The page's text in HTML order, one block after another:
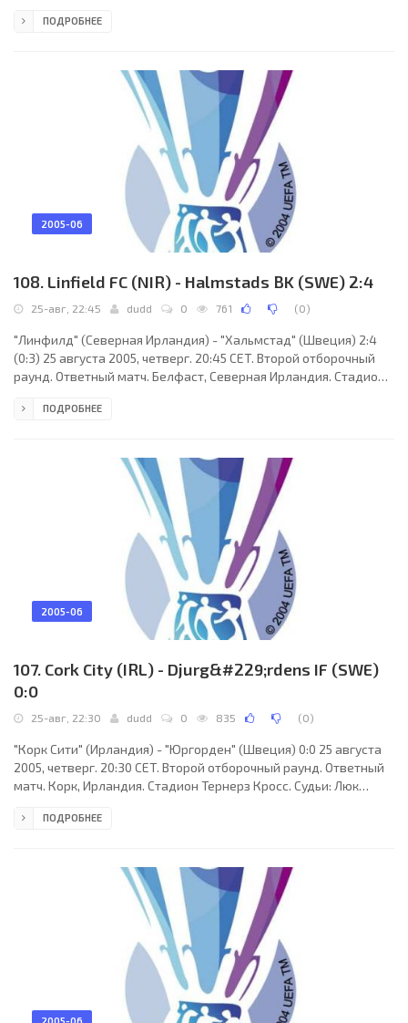
Герберт Венигвизер (Австрия). Резервный: Вольфганг Фальб
Кевин Ванденберг (Марвин Огунжими, 69), Том Сутерс, Кун
Дарден (Фарис Арун, 69), Жюстис
ПОДРОБНЕЕ
2005-06
108. Linfield FC (NIR) - Halmstads BK (SWE) 2:4
25-авг, 22:45 dudd 0 761 (0)
"Линфилд" (Северная Ирландия) - "Хальмстад" (Швеция) 2:4
(0:3) 25 августа 2005, четверг. 20:45 CET. Второй отборочный
раунд. Ответный матч. Белфаст, Северная Ирландия. Стадион
Боровец (Хорватия), Синиша Премужай (Хорватия).
Макшейн, Оран Кирни, Уильям Мерфи, Айдан О´Кейн (Пол
Макэриви, 58), Питер Томпсон, Тимоти Маунси (Джейми
ПОДРОБНЕЕ
2005-06
107. Cork City (IRL) - Djurg&#229;rdens IF (SWE)
0:0
25-авг, 22:30 dudd 0 835 (0)
"Корк Сити" (Ирландия) - "Юргорден" (Швеция) 0:0 25 августа
2005, четверг. 20:30 CET. Второй отборочный раунд. Ответный
матч. Корк, Ирландия. Стадион Тернерз Кросс. Судьи: Люк
Де Каролис (Люксембург). Резервный: Серж Параж
(к), Нил Фенн, Джон О´Флинн (Дерек Кафлан, 90+1), Джордж О
ПОДРОБНЕЕ